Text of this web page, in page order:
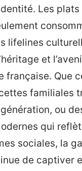
Les
lifelines
et
française. Que
familiales
ou
qui
sociales, la
de captiver